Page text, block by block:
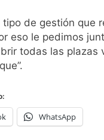
tipo de gestión que
eso le pedimos
todas las plazas
WhatsApp